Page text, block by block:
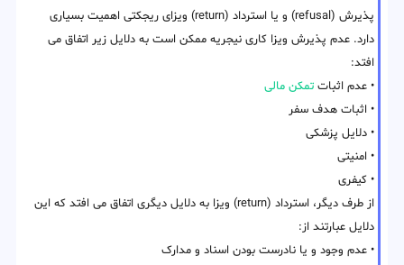
پذیرش (refusal) و یا استرداد (return) ویزای ریجکتی اهمیت بسیاری
دارد. عدم پذیرش ویزا کاری نیجریه ممکن است به دلایل زیر اتفاق می
افتد:
• عدم اثبات تمکن مالی
• اثبات هدف سفر
• دلایل پزشکی
• امنیتی
• کیفری
از طرف دیگر، استرداد (return) ویزا به دلایل دیگری اتفاق می افتد که این
دلایل عبارتند از:
• عدم وجود و یا نادرست بودن اسناد و مدارک